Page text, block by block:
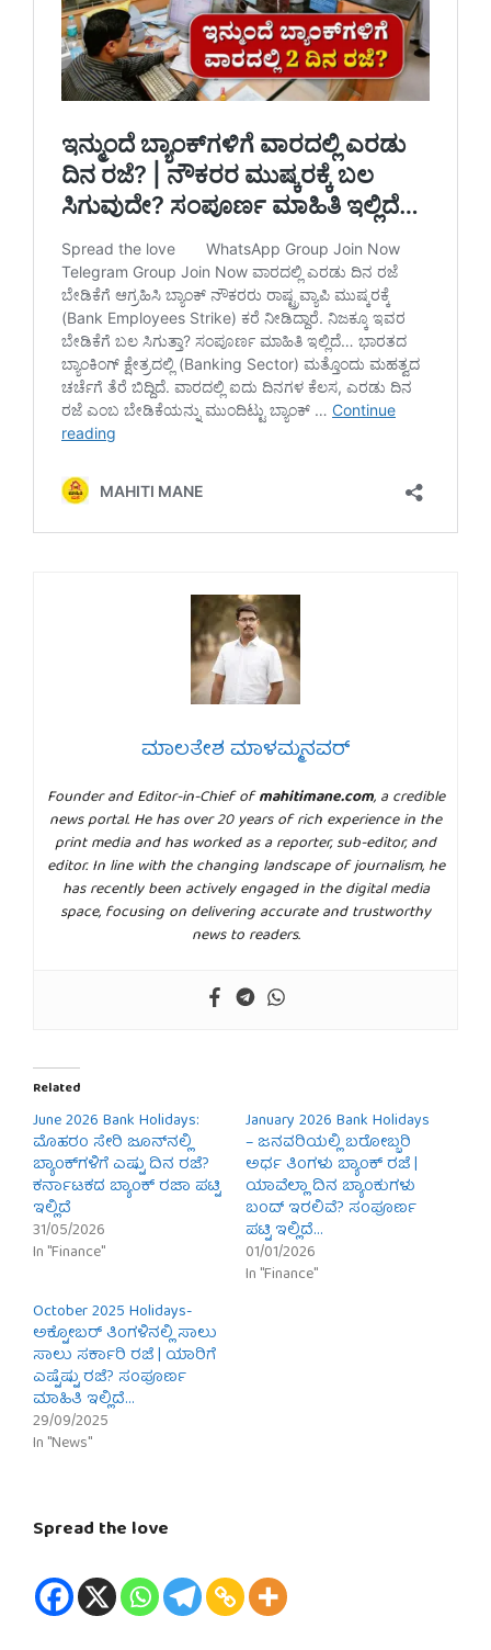
ಮಾಲತೇಶ ಮಾಳಮ್ಮನವರ್
Founder and Editor-in-Chief ofmahitimane.com, a credible
news portal. He has over 20 years of rich experience in the
print media and has worked as a reporter, sub-editor, and
editor. In line with the changing landscape of journalism, he
has recently been actively engaged in the digital media
space, focusing on delivering accurate and trustworthy
news to readers.
Related
June 2026 Bank Holidays:
ಮೊಹರಂ ಸೇರಿ ಜೂನ್‌ನಲ್ಲಿ
ಬ್ಯಾಂಕ್‌ಗಳಿಗೆ ಎಷ್ಟು ದಿನ ರಜೆ?
ಕರ್ನಾಟಕದ ಬ್ಯಾಂಕ್ ರಜಾ ಪಟ್ಟಿ
ಇಲ್ಲಿದೆ
31/05/2026
In "Finance"
January 2026 Bank Holidays
– ಜನವರಿಯಲ್ಲಿ ಬರೋಬ್ಬರಿ
ಅರ್ಧ ತಿಂಗಳು ಬ್ಯಾಂಕ್ ರಜೆ |
ಯಾವೆಲ್ಲಾ ದಿನ ಬ್ಯಾಂಕುಗಳು
ಬಂದ್ ಇರಲಿವೆ? ಸಂಪೂರ್ಣ
ಪಟ್ಟಿ ಇಲ್ಲಿದೆ…
01/01/2026
In "Finance"
October 2025 Holidays-
ಅಕ್ಟೋಬರ್‌ ತಿಂಗಳಿನಲ್ಲಿ ಸಾಲು
ಸಾಲು ಸರ್ಕಾರಿ ರಜೆ | ಯಾರಿಗೆ
ಎಷ್ಟೆಷ್ಟು ರಜೆ? ಸಂಪೂರ್ಣ
ಮಾಹಿತಿ ಇಲ್ಲಿದೆ…
29/09/2025
In "News"
Spread the love